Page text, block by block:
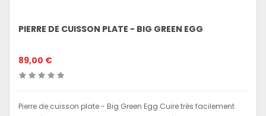
PIERRE DE CUISSON PLATE - BIG GREEN EGG
89,00 €
Pierre de cuisson plate - Big Green Egg Cuire très facilement